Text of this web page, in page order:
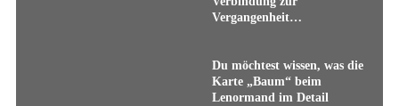
Vergangenheit…
Du möchtest wissen, was die
Karte „Baum“ beim
Lenormand im Detail